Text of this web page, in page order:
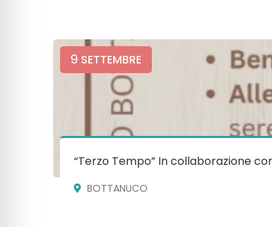
9 SETTEMBRE
“Terzo Tempo” In collaborazione
BOTTANUCO